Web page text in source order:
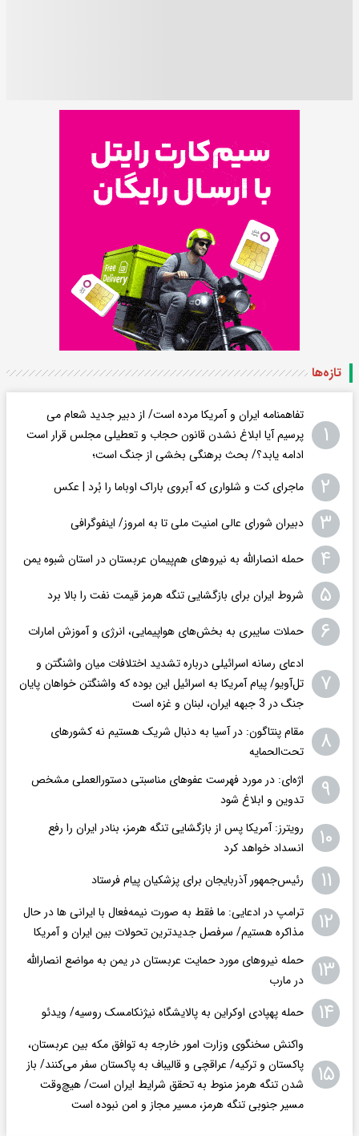
تازه‌ها
۱
تفاهمنامه ایران و آمریکا مرده است/ از دبیر جدید شعام می
پرسیم آیا ابلاغ نشدن قانون حجاب و تعطیلی مجلس قرار است
ادامه یابد؟/ بحث برهنگی بخشی از جنگ است؛
۲ ماجرای کت و شلواری که آبروی باراک اوباما را بُرد | عکس
۳ دبیران شورای عالی امنیت ملی تا به امروز/ اینفوگرافی
۴ حمله انصارالله به نیروهای هم‌پیمان عربستان در استان شبوه یمن
۵ شروط ایران برای بازگشایی تنگه هرمز قیمت نفت را بالا برد
۶ حملات سایبری به بخش‌های هواپیمایی، انرژی و آموزش امارات
۷
ادعای رسانه اسرائیلی درباره تشدید اختلافات میان واشنگتن و
تل‌آویو/ پیام آمریکا به اسرائیل این بوده که واشنگتن خواهان پایان
جنگ در 3 جبهه ایران، لبنان و غزه است
۸
مقام پنتاگون: در آسیا به دنبال شریک هستیم نه کشورهای
تحت‌الحمایه
۹
اژه‌ای: در مورد فهرست عفوهای مناسبتی دستورالعملی مشخص
تدوین و ابلاغ شود
۱۰
رویترز: آمریکا پس از بازگشایی تنگه هرمز، بنادر ایران را رفع
انسداد خواهد کرد
۱۱ رئیس‌جمهور آذربایجان برای پزشکیان پیام فرستاد
۱۲
ترامپ در ادعایی: ما فقط به‌ صورت نیمه‌فعال با ایرانی ها در حال
مذاکره هستیم/ سرفصل جدیدترین تحولات بین ایران و آمریکا
۱۳
حمله نیروهای مورد حمایت عربستان در یمن به مواضع انصارالله
در مارب
۱۴ حمله پهپادی اوکراین به پالایشگاه نیژنکامسک روسیه/ ویدئو
۱۵
واکنش سخنگوی وزارت امور خارجه به توافق مکه بین عربستان،
پاکستان و ترکیه/ عراقچی و قالیباف به پاکستان سفر می‌کنند/ باز
شدن تنگه هرمز منوط به تحقق شرایط ایران است/ هیچ‌وقت
مسیر جنوبی تنگه هرمز، مسیر مجاز و امن نبوده است